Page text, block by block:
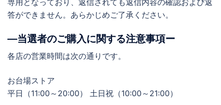
専用となっており、返信されても返信内容の確認および返
答ができません。あらかじめご了承ください。
―当選者のご購入に関する注意事項ー
各店の営業時間は次の通りです。
お台場ストア
平日（11:00～20:00） 土日祝（10:00～21:00）